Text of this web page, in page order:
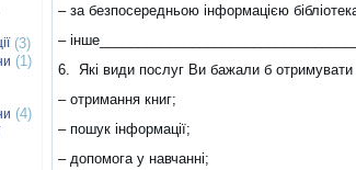
(3)
(1)
(4)
– за безпосередньою інформацією
–
6. Які види послуг Ви бажали б отримувати в
– отримання книг;
– пошук інформації;
– допомога у навчанні;